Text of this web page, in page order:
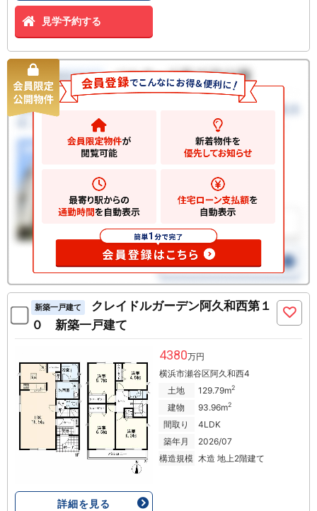
見学予約する
新築一戸建て
クレイドルガーデン阿久和西第１
０ 新築一戸建て
詳細を見る
4380万円
横浜市瀬谷区阿久和西4
土地
129.79m2
建物 93.96m2
間取り
4LDK
築年月
2026/07
構造規模 木造 地上2階建て